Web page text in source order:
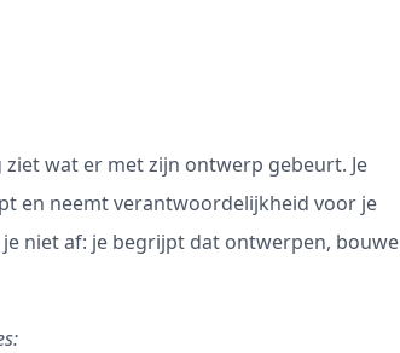
wat er met zijn ontwerp gebeurt. Je
en neemt verantwoordelijkheid voor je
niet af: je begrijpt dat ontwerpen,